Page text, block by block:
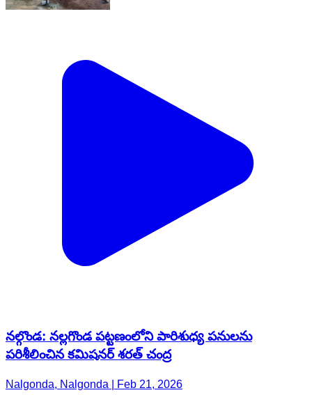
నల్గొండ: నల్లగొండ పట్టణంలోని పారిశుధ్య పనులను
పరిశీలించిన కమిషనర్ శరత్ చంద్ర
Nalgonda, Nalgonda | Feb 21, 2026